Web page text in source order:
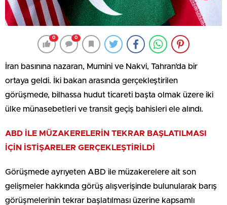
0 0
İran basınına nazaran, Mumini ve Nakvi, Tahran’da bir
ortaya geldi. İki bakan arasında gerçekleştirilen
görüşmede, bilhassa hudut ticareti başta olmak üzere iki
ülke münasebetleri ve transit geçiş bahisleri ele alındı.
ABD İLE MÜZAKERELERİN TEKRAR BAŞLATILMASI
İÇİN İSTİŞARELER GERÇEKLEŞTİRİLDİ
Görüşmede ayrıyeten ABD ile müzakerelere ait son
gelişmeler hakkında görüş alışverişinde bulunularak barış
görüşmelerinin tekrar başlatılması üzerine kapsamlı